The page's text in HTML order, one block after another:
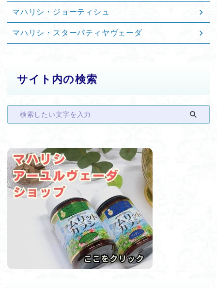
マハリシ・ジョーティシュ
マハリシ・スターパティヤヴェーダ
サイト内の検索